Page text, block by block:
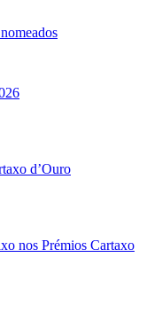
d’Ouro
nos Prémios Cartaxo